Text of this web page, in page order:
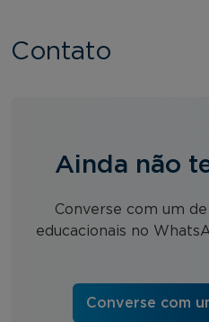
Contato
Ainda não
Converse com um
educacionais no
Converse com